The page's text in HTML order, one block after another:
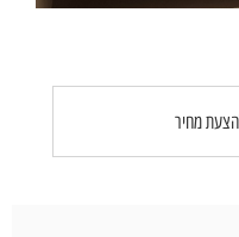
מחיר